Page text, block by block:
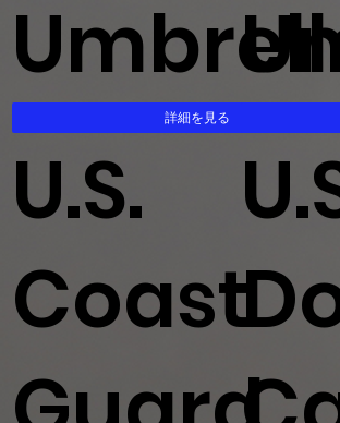
詳細を見る
U.S.
Coast